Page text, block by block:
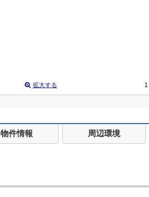
拡大する 1
物件情報 周辺環境